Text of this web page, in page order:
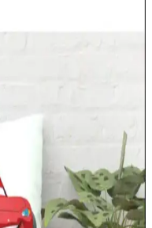
yatak örtüleri, estetik ve
ve uyumlu
Odalarına Masalsı
hale getirir,
ve detaylı tasarımlarla